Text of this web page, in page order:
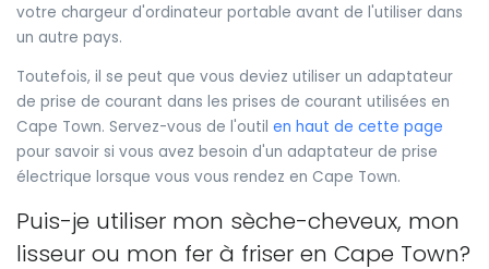
votre chargeur d'ordinateur portable avant de l'utiliser dans
un autre pays.
Toutefois, il se peut que vous deviez utiliser un adaptateur
de prise de courant dans les prises de courant utilisées en
Cape Town. Servez-vous de l'outil en haut de cette page
pour savoir si vous avez besoin d'un adaptateur de prise
électrique lorsque vous vous rendez en Cape Town.
Puis-je utiliser mon sèche-cheveux, mon
lisseur ou mon fer à friser en Cape Town?